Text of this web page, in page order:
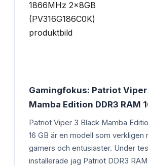
Gamingfokus: Patriot Viper
Mamba Edition DDR3 RAM
Patriot Viper 3 Black Mamba
16 GB är en modell som verkligen
gamers och entusiaster. Under
installerade jag Patriot DDR3